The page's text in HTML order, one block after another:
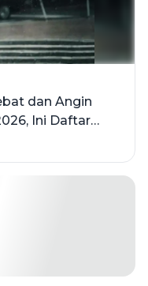
dan Angin
Ini Daftar